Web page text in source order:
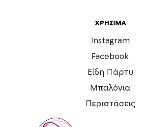
ΧΡΉΣΙΜΑ
Instagram
Facebook
Είδη Πάρτυ
Μπαλόνια
Περιστάσεις